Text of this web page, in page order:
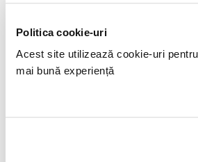
Politica cookie-uri
Acest site utilizează cookie-uri
mai bună experiență